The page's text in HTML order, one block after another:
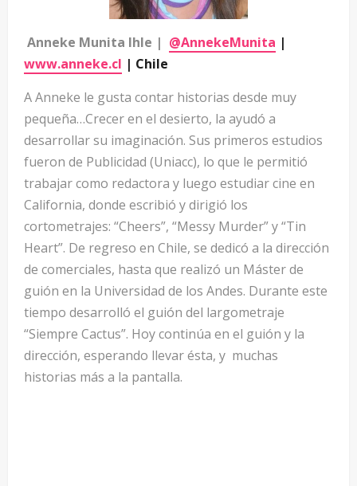
Anneke Munita Ihle | @AnnekeMunita |
www.anneke.cl | Chile
A Anneke le gusta contar historias desde muy
pequeña…Crecer en el desierto, la ayudó a
desarrollar su imaginación. Sus primeros estudios
fueron de Publicidad (Uniacc), lo que le permitió
trabajar como redactora y luego estudiar cine en
California, donde escribió y dirigió los
cortometrajes: “Cheers”, “Messy Murder” y “Tin
Heart”. De regreso en Chile, se dedicó a la dirección
de comerciales, hasta que realizó un Máster de
guión en la Universidad de los Andes. Durante este
tiempo desarrolló el guión del largometraje
“Siempre Cactus”. Hoy continúa en el guión y la
dirección, esperando llevar ésta, y muchas
historias más a la pantalla.